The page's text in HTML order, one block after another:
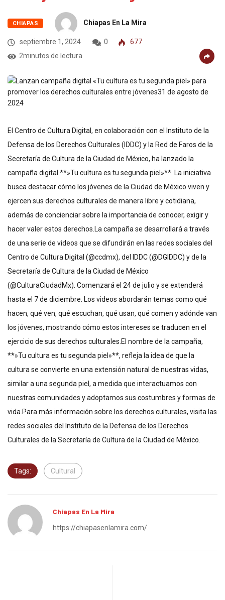
CHIAPAS Chiapas En La Mira
septiembre 1, 2024 0
677
2minutos de lectura
El Centro de Cultura Digital, en colaboración con el Instituto de la
Defensa de los Derechos Culturales (IDDC) y la Red de Faros de la
Secretaría de Cultura de la Ciudad de México, ha lanzado la
campaña digital **»Tu cultura es tu segunda piel»**. La iniciativa
busca destacar cómo los jóvenes de la Ciudad de México viven y
ejercen sus derechos culturales de manera libre y cotidiana,
además de concienciar sobre la importancia de conocer, exigir y
hacer valer estos derechos.La campaña se desarrollará a través
de una serie de videos que se difundirán en las redes sociales del
Centro de Cultura Digital (@ccdmx), del IDDC (@DGIDDC) y de la
Secretaría de Cultura de la Ciudad de México
(@CulturaCiudadMx). Comenzará el 24 de julio y se extenderá
hasta el 7 de diciembre. Los videos abordarán temas como qué
hacen, qué ven, qué escuchan, qué usan, qué comen y adónde van
los jóvenes, mostrando cómo estos intereses se traducen en el
ejercicio de sus derechos culturales.El nombre de la campaña,
**»Tu cultura es tu segunda piel»**, refleja la idea de que la
cultura se convierte en una extensión natural de nuestras vidas,
similar a una segunda piel, a medida que interactuamos con
nuestras comunidades y adoptamos sus costumbres y formas de
vida.Para más información sobre los derechos culturales, visita las
redes sociales del Instituto de la Defensa de los Derechos
Culturales de la Secretaría de Cultura de la Ciudad de México.
Tags: Cultural
Chiapas En La Mira
https://chiapasenlamira.com/